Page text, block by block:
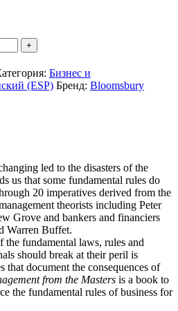
Бизнес и
(ESP) Бренд: Bloomsbury
led to the disasters of the
us that some fundamental rules do
20 imperatives derived from the
theorists including Peter
Grove and bankers and financiers
Warren Buffet.
fundamental laws, rules and
should break at their peril is
that document the consequences of
from the Masters is a book to
the fundamental rules of business for